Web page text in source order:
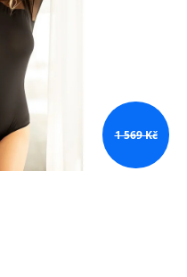
1 569 Kč